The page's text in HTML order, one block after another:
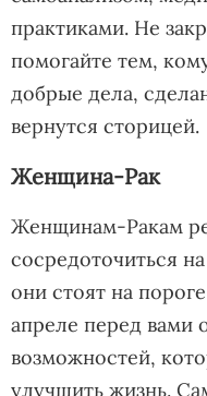
практиками. Не
помогайте тем,
добрые дела,
вернутся сторицей.
Женщина-Рак
Женщинам-Ракам
сосредоточиться
они стоят на
апреле перед вами
возможностей,
улучшить жизнь.